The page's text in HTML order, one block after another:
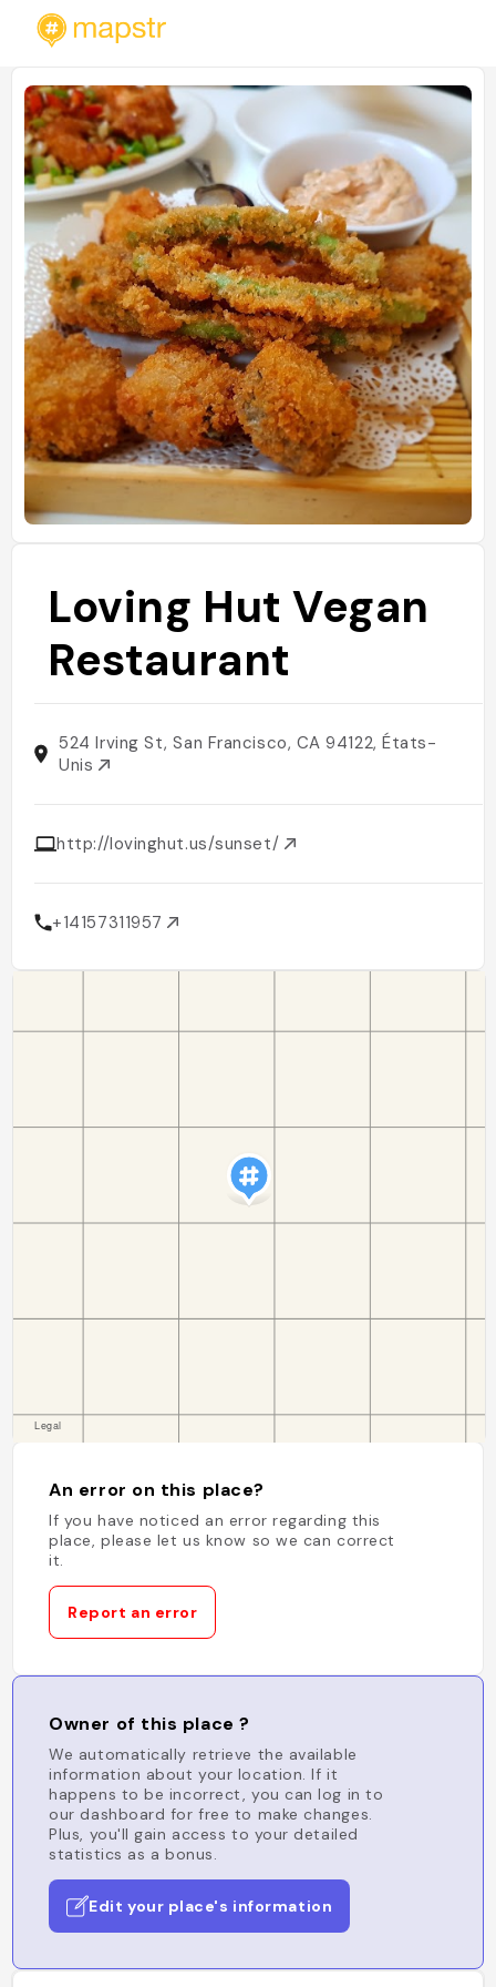
Loving Hut Vegan
Restaurant
524 Irving St, San Francisco, CA 94122, États-
Unis
http://lovinghut.us/sunset/
+14157311957
An error on this place?
If you have noticed an error regarding this
place, please let us know so we can correct
it.
Report an error
Owner of this place ?
We automatically retrieve the available
information about your location. If it
happens to be incorrect, you can log in to
our dashboard for free to make changes.
Plus, you'll gain access to your detailed
statistics as a bonus.
Edit your place's information